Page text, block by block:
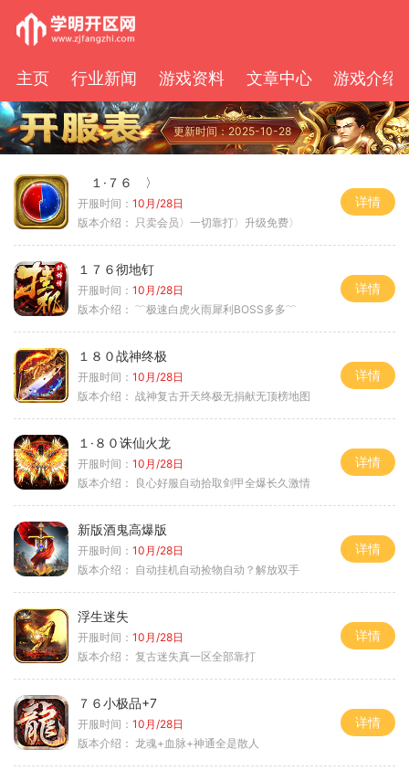
主页 行业新闻 游戏资料 文章中心 游戏介绍
更新时间：2025-10-28
１·７６ 〉
开服时间： 10月/28日
版本介绍： 只卖会员〉一切靠打〉升级免费〉
详情
１７６彻地钉
开服时间： 10月/28日
版本介绍： ﹌极速白虎火雨犀利BOSS多多﹌
详情
１８０战神终极
开服时间： 10月/28日
版本介绍： 战神复古开天终极无捐献无顶榜地图
详情
１·８０诛仙火龙
开服时间： 10月/28日
版本介绍：
良心好服自动拾取剑甲全爆长久激情
详情
新版酒鬼高爆版
开服时间： 10月/28日
版本介绍： 自动挂机自动捡物自动？解放双手
详情
浮生迷失
开服时间： 10月/28日
版本介绍： 复古迷失真一区全部靠打
详情
７６小极品+7
开服时间： 10月/28日
版本介绍： 龙魂+血脉+神通全是散人
详情